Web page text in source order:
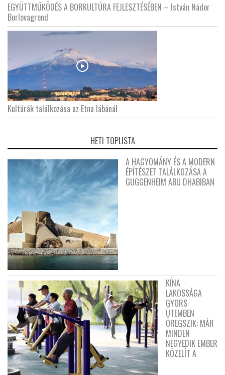
EGYÜTTMŰKÖDÉS A BORKULTÚRA FEJLESZTÉSÉBEN – István Nádor
Borlovagrend
Kultúrák találkozása az Etna lábánál
HETI TOPLISTA
A HAGYOMÁNY ÉS A MODERN
ÉPÍTÉSZET TALÁLKOZÁSA A
GUGGENHEIM ABU DHABIBAN
KÍNA
LAKOSSÁGA
GYORS
ÜTEMBEN
ÖREGSZIK: MÁR
MINDEN
NEGYEDIK EMBER
KÖZELÍT A